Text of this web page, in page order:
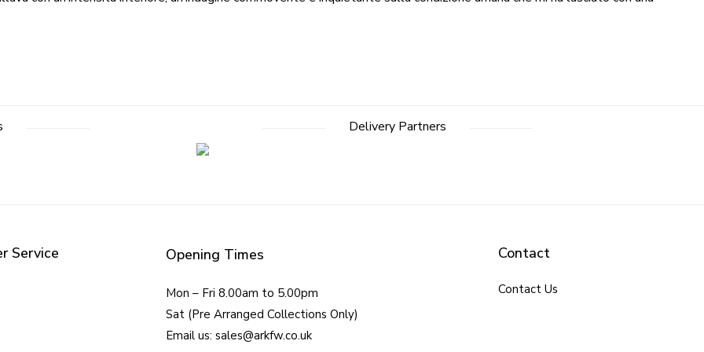
Delivery Partners
Service Opening Times
Mon – Fri 8.00am to 5.00pm
Sat (Pre Arranged Collections Only)
Email us: sales@arkfw.co.uk
Contact
Contact Us